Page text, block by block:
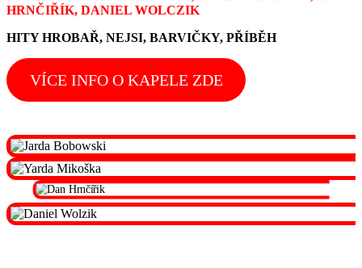
HRNČIŘÍK, DANIEL WOLCZIK
HITY HROBAŘ, NEJSI, BARVIČKY, PŘÍBĚH
VÍCE INFO O KAPELE ZDE